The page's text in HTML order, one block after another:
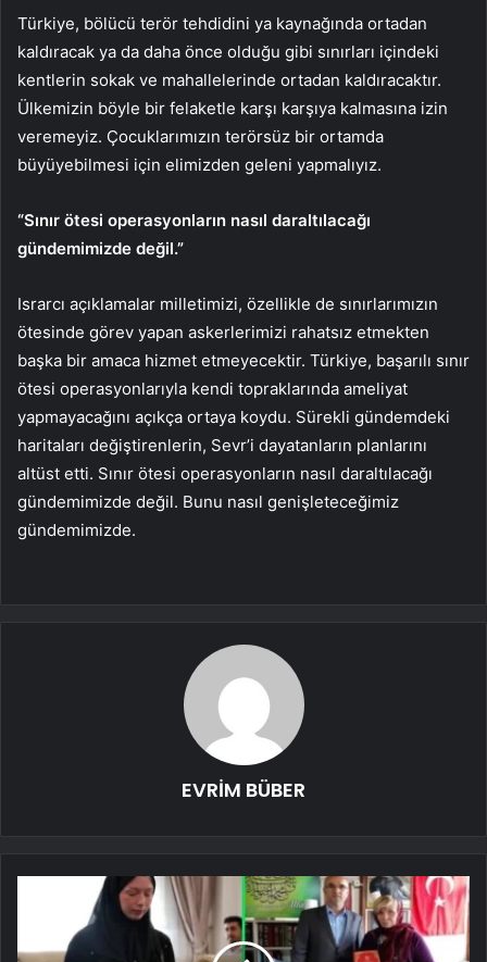
Türkiye, bölücü terör tehdidini ya kaynağında ortadan
kaldıracak ya da daha önce olduğu gibi sınırları içindeki
kentlerin sokak ve mahallelerinde ortadan kaldıracaktır.
Ülkemizin böyle bir felaketle karşı karşıya kalmasına izin
veremeyiz. Çocuklarımızın terörsüz bir ortamda
büyüyebilmesi için elimizden geleni yapmalıyız.
“Sınır ötesi operasyonların nasıl daraltılacağı
gündemimizde değil.”
Israrcı açıklamalar milletimizi, özellikle de sınırlarımızın
ötesinde görev yapan askerlerimizi rahatsız etmekten
başka bir amaca hizmet etmeyecektir. Türkiye, başarılı sınır
ötesi operasyonlarıyla kendi topraklarında ameliyat
yapmayacağını açıkça ortaya koydu. Sürekli gündemdeki
haritaları değiştirenlerin, Sevr’i dayatanların planlarını
altüst etti. Sınır ötesi operasyonların nasıl daraltılacağı
gündemimizde değil. Bunu nasıl genişleteceğimiz
gündemimizde.
EVRİM BÜBER